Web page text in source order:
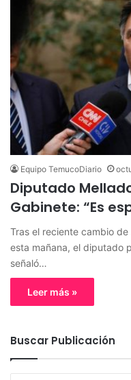
Equipo TemucoDiario
Diputado
Gabinete: “Es
Tras el reciente cambio
esta mañana, el diputado
señaló…
Leer más »
Buscar Publicación